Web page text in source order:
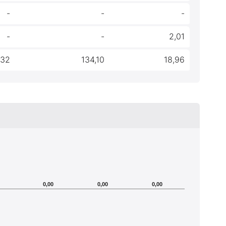
- - -
- - 2,01
134,10 18,96
0,00 0,00 0,00